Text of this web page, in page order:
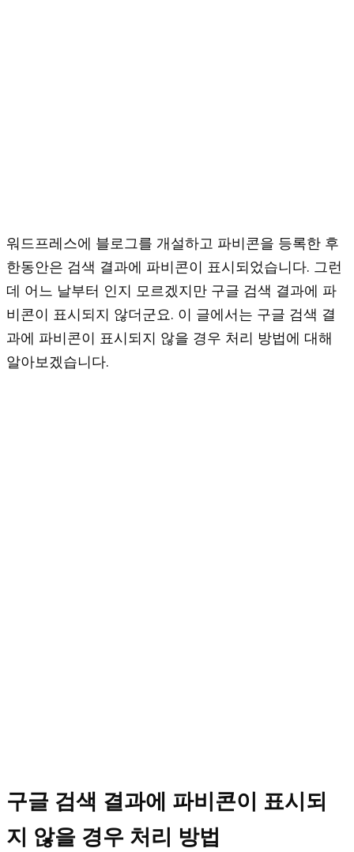
워드프레스에 블로그를 개설하고 파비콘을 등록한 후
한동안은 검색 결과에 파비콘이 표시되었습니다. 그런
데 어느 날부터 인지 모르겠지만 구글 검색 결과에 파
비콘이 표시되지 않더군요. 이 글에서는 구글 검색 결
과에 파비콘이 표시되지 않을 경우 처리 방법에 대해
알아보겠습니다.
구글 검색 결과에 파비콘이 표시되
지 않을 경우 처리 방법